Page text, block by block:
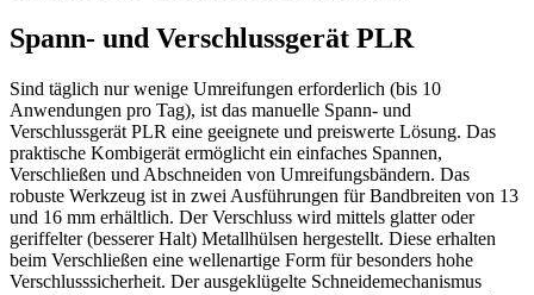
Spann- und Verschlussgerät PLR
Sind täglich nur wenige Umreifungen erforderlich (bis 10
Anwendungen pro Tag), ist das manuelle Spann- und
Verschlussgerät PLR eine geeignete und preiswerte Lösung. Das
praktische Kombigerät ermöglicht ein einfaches Spannen,
Verschließen und Abschneiden von Umreifungsbändern. Das
robuste Werkzeug ist in zwei Ausführungen für Bandbreiten von 13
und 16 mm erhältlich. Der Verschluss wird mittels glatter oder
geriffelter (besserer Halt) Metallhülsen hergestellt. Diese erhalten
beim Verschließen eine wellenartige Form für besonders hohe
Verschlusssicherheit. Der ausgeklügelte Schneidemechanismus